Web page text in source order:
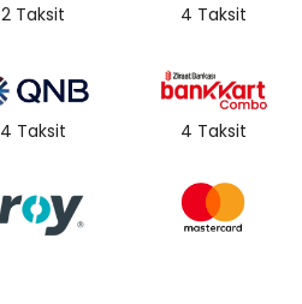
2 Taksit 4 Taksit
4 Taksit 4 Taksit